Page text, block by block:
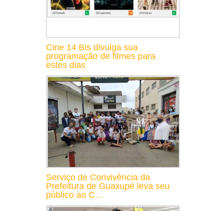
Cine 14 Bis divulga sua
programação de filmes para
estes dias
Serviço de Convivência da
Prefeitura de Guaxupé leva seu
público ao C...